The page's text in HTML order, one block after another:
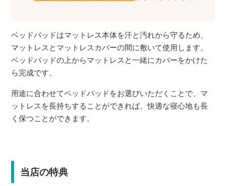
ベッドパッドはマットレス本体を汗と汚れから守るため、
マットレスとマットレスカバーの間に敷いて使用します。
ベッドパッドの上からマットレスと一緒にカバーをかけた
ら完成です。
用途に合わせてベッドパッドをお選びいただくことで、マ
ットレスを長持ちすることができれば、快適な寝心地も長
く保つことができます。
当店の特典